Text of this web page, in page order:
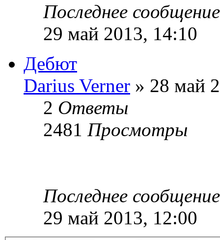
Последнее
29 май 2013, 14:10
Дебют
Darius Verner » 28 май
2 Ответы
2481 Просмотры
Последнее
29 май 2013, 12:00